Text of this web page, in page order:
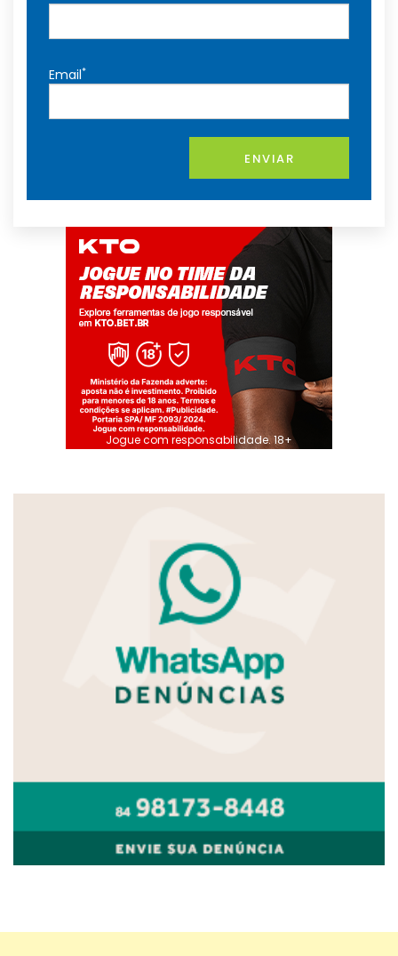
Email*
ENVIAR
Jogue com responsabilidade. 18+